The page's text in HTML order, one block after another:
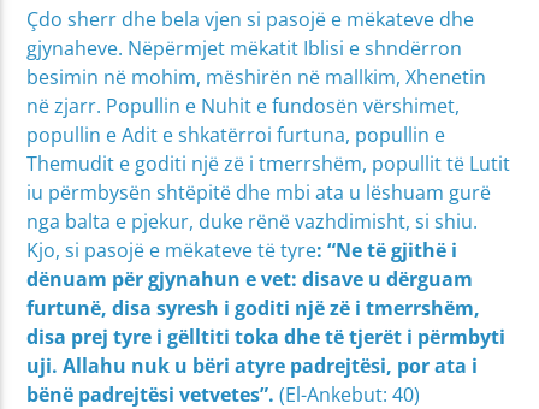
Çdo sherr dhe bela vjen si pasojë e mëkateve dhe
gjynaheve. Nëpërmjet mëkatit Iblisi e shndërron
besimin në mohim, mëshirën në mallkim, Xhenetin
në zjarr. Popullin e Nuhit e fundosën vërshimet,
popullin e Adit e shkatërroi furtuna, popullin e
Themudit e goditi një zë i tmerrshëm, popullit të Lutit
iu përmbysën shtëpitë dhe mbi ata u lëshuam gurë
nga balta e pjekur, duke rënë vazhdimisht, si shiu.
Kjo, si pasojë e mëkateve të tyre: “Ne të gjithë i
dënuam për gjynahun e vet: disave u dërguam
furtunë, disa syresh i goditi një zë i tmerrshëm,
disa prej tyre i gëlltiti toka dhe të tjerët i përmbyti
uji. Allahu nuk u bëri atyre padrejtësi, por ata i
bënë padrejtësi vetvetes”.(El-Ankebut: 40)